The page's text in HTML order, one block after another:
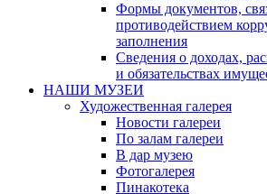
Формы документов,
противодействием
заполнения
Сведения о доходах,
и обязательствах
НАШИ МУЗЕИ
Художественная галерея
Новости галереи
По залам галереи
В дар музею
Фотогалерея
Пинакотека